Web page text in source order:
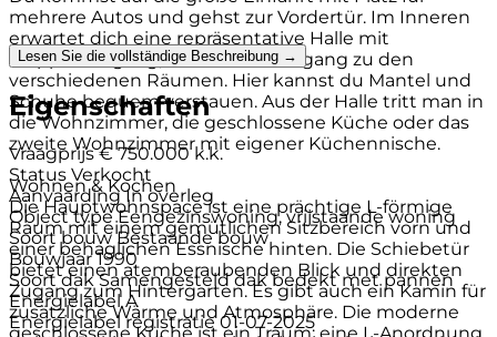
mehrere Autos und gehst zur Vordertür. Im Inneren
erwartet dich eine repräsentative Halle mit
Treppenaufgang, Toilette und Zugang zu den
verschiedenen Räumen. Hier kannst du Mantel und
Schuhe bequem verstauen. Aus der Halle tritt man in
die Wohnzimmer, die geschlossene Küche oder das
zweite Wohnzimmer mit eigener Küchennische.
Wohnen & Kochen
Die Hauptwohnspace ist eine prächtige L-förmige
Raum mit einem gemütlichen Sitzbereich vorn und
einer behaglichen Essnische hinten. Die Schiebetür
bietet einen atemberaubenden Blick und direkten
Zugang zum Hintergarten. Es gibt auch ein Kamin für
zusätzliche Wärme und Atmosphäre. Die moderne
geschlossene Küche ist ein Traum: eine L-Anordnung
Lesen Sie die vollständige Beschreibung →
Eigenschaften
Vraagprijs € 750.000 k.k.
Status Verkocht
Aanvaarding In overleg
Object type Eengezinswoning, vrijstaande woning
Soort bouw Bestaande bouw
Bouwjaar 1990
Soort dak Samengesteld dak bedekt met pannen
Energielabel A
Energielabel registratie 01-07-2025